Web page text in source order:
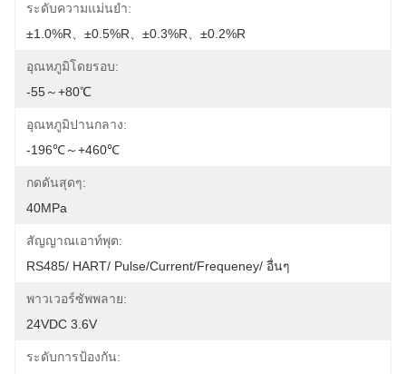
ระดับความแม่นยำ:
±1.0%R、±0.5%R、±0.3%R、±0.2%R
อุณหภูมิโดยรอบ:
-55～+80℃
อุณหภูมิปานกลาง:
-196℃～+460℃
กดดันสุดๆ:
40MPa
สัญญาณเอาท์พุต:
RS485/ HART/ Pulse/Current/Frequeney/ อื่นๆ
พาวเวอร์ซัพพลาย:
24VDC 3.6V
ระดับการป้องกัน: